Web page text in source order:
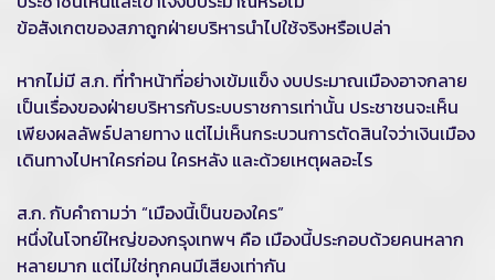
ข้อสังเกตของสภาถูกฝ่ายบริหารนำไปใช้จริงหรือเปล่า
หากไม่มี ส.ก. ที่ทำหน้าที่อย่างเข้มแข็ง งบประมาณเมืองอาจกลาย
เป็นเรื่องของฝ่ายบริหารกับระบบราชการเท่านั้น ประชาชนจะเห็น
เพียงผลลัพธ์ปลายทาง แต่ไม่เห็นกระบวนการตัดสินใจว่าเงินเมือง
เดินทางไปหาใครก่อน ใครหลัง และด้วยเหตุผลอะไร
ส.ก. กับคำถามว่า “เมืองนี้เป็นของใคร”
หนึ่งในโจทย์ใหญ่ของกรุงเทพฯ คือ เมืองนี้ประกอบด้วยคนหลาก
หลายมาก แต่ไม่ใช่ทุกคนมีเสียงเท่ากัน